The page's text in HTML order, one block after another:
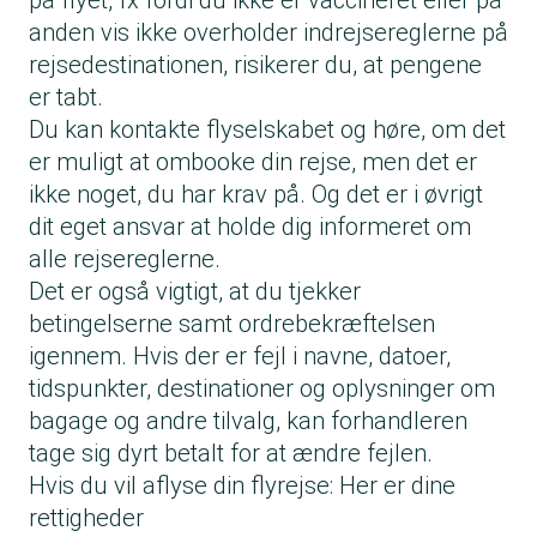
Du har ikke ret til at skifte mening, når du
først har valgt én af de tre muligheder.
Hvis du frivilligt opgiver din plads, kan du lave
en aftale med flyselskabet om refusion eller
ombooking samt yderligere kompensation, fx
opgradering, rabatkuponer eller kontakt
udbetaling. Husk, at få aftalen med
flyselskabet på skrift.
overnatning og transport.
inden for EU og alle andre rejser på mellem
1.500 og 3.500 kilometer.
600 euro for flyvninger uden for EU over
3.500 kilometer.
Kompensationen kan blive halveret, hvis du
bliver ombooket til en ny afgang til din
destination inden for to-fire timer afhængig af
afstanden til destinationen.
anden vis ikke overholder indrejsereglerne på
rejsedestinationen, risikerer du, at pengene
er tabt.
Du kan kontakte flyselskabet og høre, om det
er muligt at ombooke din rejse, men det er
ikke noget, du har krav på. Og det er i øvrigt
dit eget ansvar at holde dig informeret om
alle rejsereglerne.
Det er også vigtigt, at du tjekker
betingelserne samt ordrebekræftelsen
igennem. Hvis der er fejl i navne, datoer,
tidspunkter, destinationer og oplysninger om
bagage og andre tilvalg, kan forhandleren
tage sig dyrt betalt for at ændre fejlen.
Hvis du vil aflyse din flyrejse: Her er dine
rettigheder